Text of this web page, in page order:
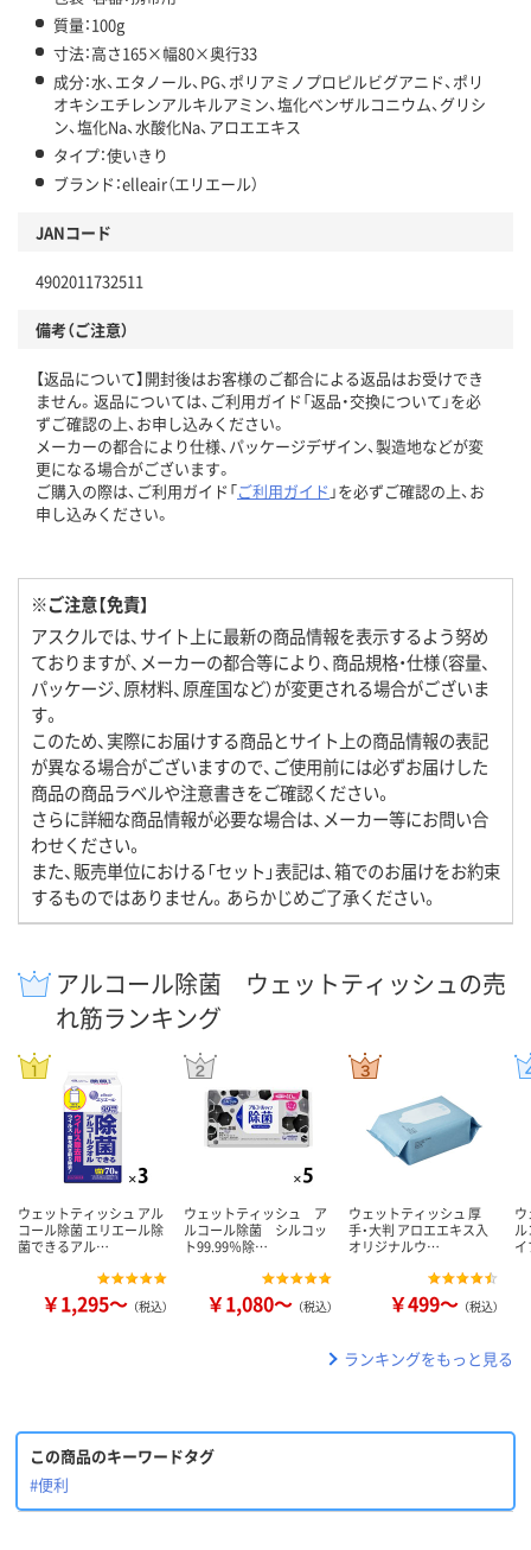
質量：100g
寸法：高さ165×幅80×奥行33
成分：水、エタノール、PG、ポリアミノプロピルビグアニド、ポリ
オキシエチレンアルキルアミン、塩化ベンザルコニウム、グリシ
ン、塩化Na、水酸化Na、アロエエキス
タイプ：使いきり
ブランド：elleair（エリエール）
JANコード
4902011732511
備考（ご注意）
【返品について】開封後はお客様のご都合による返品はお受けでき
ません。返品については、ご利用ガイド「返品・交換について」を必
ずご確認の上、お申し込みください。
メーカーの都合により仕様、パッケージデザイン、製造地などが変
更になる場合がございます。
ご購入の際は、ご利用ガイド「ご利用ガイド 」を必ずご確認の上、お
申し込みください。
※ご注意【免責】
アスクルでは、サイト上に最新の商品情報を表示するよう努め
ておりますが、メーカーの都合等により、商品規格・仕様（容量、
パッケージ、原材料、原産国など）が変更される場合がございま
す。
このため、実際にお届けする商品とサイト上の商品情報の表記
が異なる場合がございますので、ご使用前には必ずお届けした
商品の商品ラベルや注意書きをご確認ください。
さらに詳細な商品情報が必要な場合は、メーカー等にお問い合
わせください。
また、販売単位における「セット」表記は、箱でのお届けをお約束
するものではありません。あらかじめご了承ください。
アルコール除菌 ウェットティッシュの売
れ筋ランキング
ウェットティッシュ アル
コール除菌 エリエール除
菌できるアル…
￥1,295～ （税込）
ウェットティッシュ ア
ルコール除菌 シルコッ
ト99.99％除…
￥1,080～ （税込）
ウェットティッシュ 厚
手・大判 アロエエキス入
オリジナルウ…
￥499～ （税込）
ウ
ル
ランキングをもっと見る
この商品のキーワードタグ
#便利